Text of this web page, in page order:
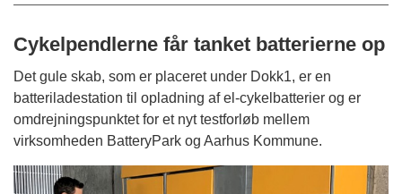
Cykelpendlerne får tanket batterierne op
Det gule skab, som er placeret under Dokk1, er en
batteriladestation til opladning af el-cykelbatterier og er
omdrejningspunktet for et nyt testforløb mellem
virksomheden BatteryPark og Aarhus Kommune.